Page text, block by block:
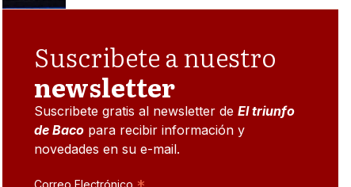
Suscribete a nuestro
newsletter
Suscribete gratis al newsletter deEl triunfo
de Baco para recibir información y
novedades en su e-mail.